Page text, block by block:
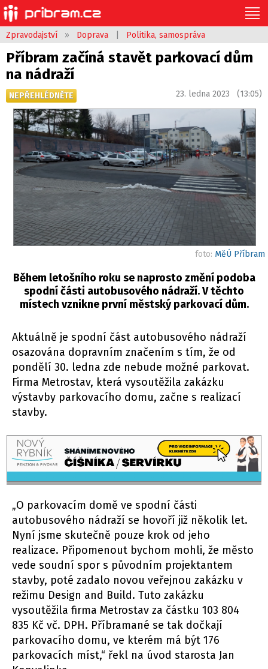
Zpravodajství » Doprava Politika, samospráva
Příbram začíná stavět parkovací dům
na nádraží
NEPŘEHLÉDNĚTE 23. ledna 2023 (13:05)
foto: MěÚ Příbram
Během letošního roku se naprosto změní podoba
spodní části autobusového nádraží. V těchto
místech vznikne první městský parkovací dům.
Aktuálně je spodní část autobusového nádraží
osazována dopravním značením s tím, že od
pondělí 30. ledna zde nebude možné parkovat.
Firma Metrostav, která vysoutěžila zakázku
výstavby parkovacího domu, začne s realizací
stavby.
„O parkovacím domě ve spodní části
autobusového nádraží se hovoří již několik let.
Nyní jsme skutečně pouze krok od jeho
realizace. Připomenout bychom mohli, že město
vede soudní spor s původním projektantem
stavby, poté zadalo novou veřejnou zakázku v
režimu Design and Build. Tuto zakázku
vysoutěžila firma Metrostav za částku 103 804
835 Kč vč. DPH. Příbramané se tak dočkají
parkovacího domu, ve kterém má být 176
parkovacích míst,“ řekl na úvod starosta Jan